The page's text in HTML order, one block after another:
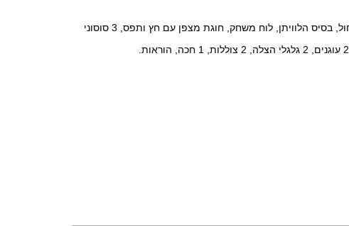
שפריצי הלוויתן הכחול, בסיס הלוויתן, לוח משחק, חוגת מצפן עם חץ ותפס, 3 סוסוני